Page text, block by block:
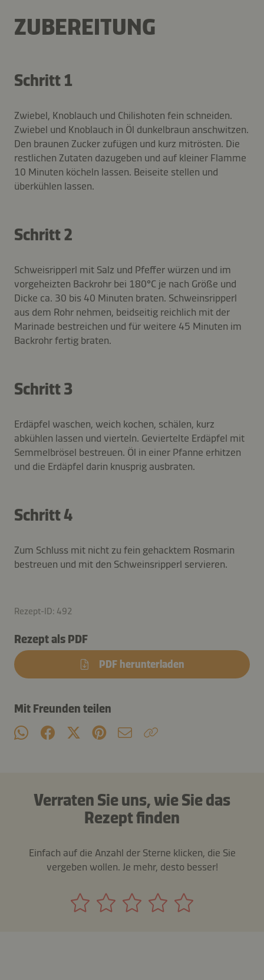
ZUBEREITUNG
Schritt 1
Zwiebel, Knoblauch und Chilishoten fein schneiden.
Zwiebel und Knoblauch in Öl dunkelbraun anschwitzen.
Den braunen Zucker zufügen und kurz mitrösten. Die
restlichen Zutaten dazugeben und auf kleiner Flamme
10 Minuten köcheln lassen. Beiseite stellen und
überkühlen lassen.
Schritt 2
Schweisripperl mit Salz und Pfeffer würzen und im
vorgeheizten Backrohr bei 180°C je nach Größe und
Dicke ca. 30 bis 40 Minuten braten. Schweinsripperl
aus dem Rohr nehmen, beidseitig reichlich mit der
Marinade bestreichen und für weitere 45 Minuten im
Backrohr fertig braten.
Schritt 3
Erdäpfel waschen, weich kochen, schälen, kurz
abkühlen lassen und vierteln. Geviertelte Erdäpfel mit
Semmelbrösel bestreuen. Öl in einer Pfanne erhitzen
und die Erdäpfel darin knusprig ausbraten.
Schritt 4
Zum Schluss mit nicht zu fein gehacktem Rosmarin
bestreuen und mit den Schweinsripperl servieren.
Rezept-ID: 492
Rezept als PDF
PDF herunterladen
Mit Freunden teilen
Verraten Sie uns, wie Sie das
Rezept finden
Einfach auf die Anzahl der Sterne klicken, die Sie
vergeben wollen. Je mehr, desto besser!